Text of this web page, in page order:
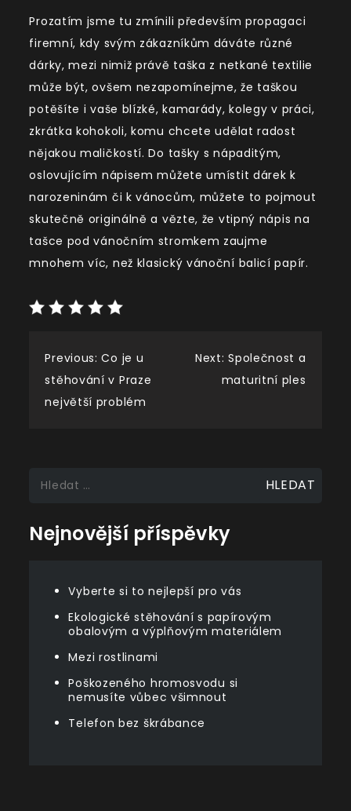
Prozatím jsme tu zmínili především propagaci
firemní, kdy svým zákazníkům dáváte různé
dárky, mezi nimiž právě taška z netkané textilie
může být, ovšem nezapomínejme, že taškou
potěšíte i vaše blízké, kamarády, kolegy v práci,
zkrátka kohokoli, komu chcete udělat radost
nějakou maličkostí. Do tašky s nápaditým,
oslovujícím nápisem můžete umístit dárek k
narozeninám či k vánocům, můžete to pojmout
skutečně originálně a vězte, že vtipný nápis na
tašce pod vánočním stromkem zaujme
mnohem víc, než klasický vánoční balicí papír.
Navigace
pro
Previous: Co je u
stěhování v Praze
největší problém
Next: Společnost a
maturitní ples
Vyhledávání
Nejnovější příspěvky
Vyberte si to nejlepší pro vás
Ekologické stěhování s papírovým
obalovým a výplňovým materiálem
Mezi rostlinami
Poškozeného hromosvodu si
nemusíte vůbec všimnout
Telefon bez škrábance